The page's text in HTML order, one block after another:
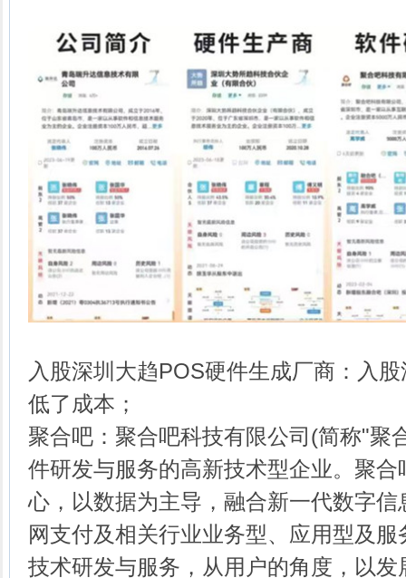
入股深圳大趋POS硬件生成厂商：入
低了成本；
聚合吧：聚合吧科技有限公司(简称"聚
件研发与服务的高新技术型企业。聚
心，以数据为主导，融合新一代数字
网支付及相关行业业务型、应用型及
技术研发与服务，从用户的角度，以